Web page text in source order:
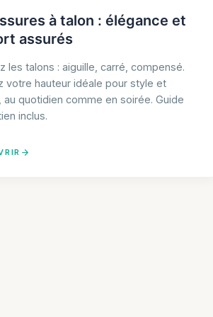
à talon : élégance et
assurés
les talons : aiguille, carré, compensé.
votre hauteur idéale pour style et
au quotidien comme en soirée. Guide
inclus.